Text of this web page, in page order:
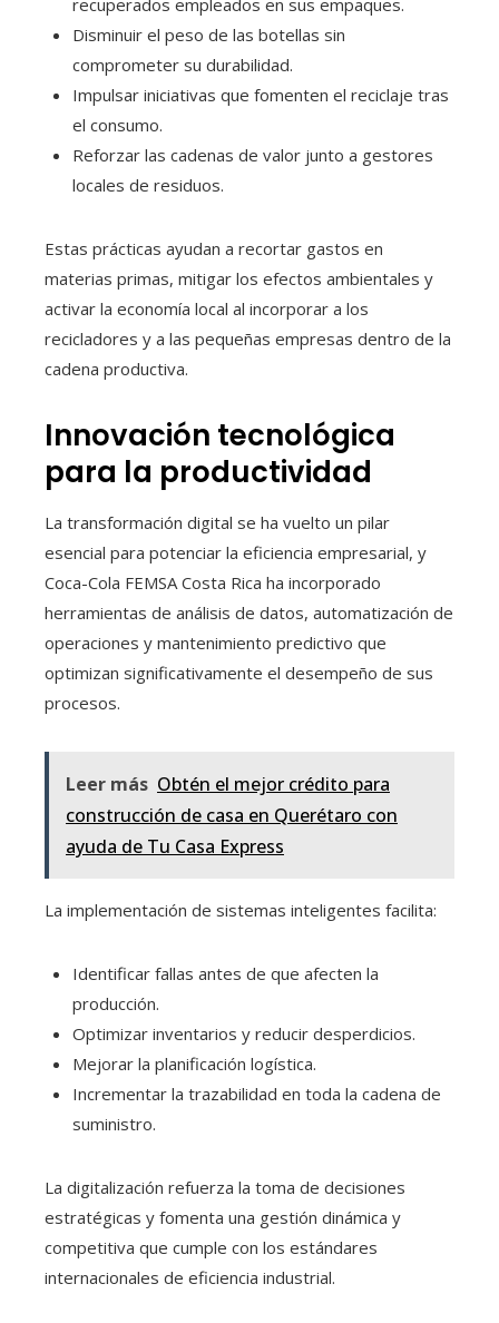
recuperados empleados en sus empaques.
Disminuir el peso de las botellas sin
comprometer su durabilidad.
Impulsar iniciativas que fomenten el reciclaje tras
el consumo.
Reforzar las cadenas de valor junto a gestores
locales de residuos.
Estas prácticas ayudan a recortar gastos en
materias primas, mitigar los efectos ambientales y
activar la economía local al incorporar a los
recicladores y a las pequeñas empresas dentro de la
cadena productiva.
Innovación tecnológica
para la productividad
La transformación digital se ha vuelto un pilar
esencial para potenciar la eficiencia empresarial, y
Coca-Cola FEMSA Costa Rica ha incorporado
herramientas de análisis de datos, automatización de
operaciones y mantenimiento predictivo que
optimizan significativamente el desempeño de sus
procesos.
Leer más Obtén el mejor crédito para
construcción de casa en Querétaro con
ayuda de Tu Casa Express
La implementación de sistemas inteligentes facilita:
Identificar fallas antes de que afecten la
producción.
Optimizar inventarios y reducir desperdicios.
Mejorar la planificación logística.
Incrementar la trazabilidad en toda la cadena de
suministro.
La digitalización refuerza la toma de decisiones
estratégicas y fomenta una gestión dinámica y
competitiva que cumple con los estándares
internacionales de eficiencia industrial.